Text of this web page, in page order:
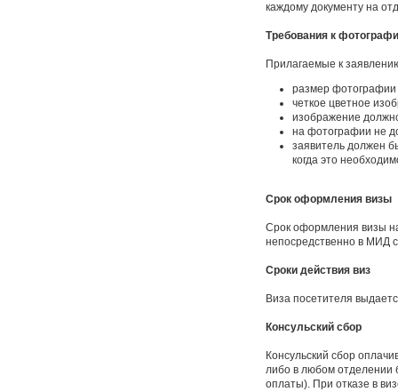
каждому документу на
Требования к
Прилагаемые к
размер фотографии
четкое цветное
изображение
на фотографии не
заявитель должен
когда это
Срок оформления визы
Срок оформления визы
непосредственно в МИД
Сроки действия виз
Виза посетителя
Консульский сбор
Консульский сбор
либо в любом отделении
оплаты). При отказе в